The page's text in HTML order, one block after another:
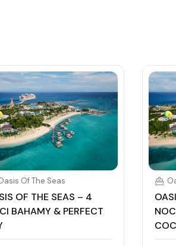
Of The Seas
OF THE SEAS – 4
BAHAMY & PERFECT